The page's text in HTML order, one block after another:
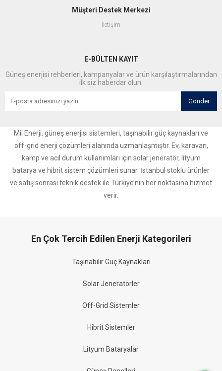
Müşteri Destek Merkezi
İletişim
E-BÜLTEN KAYIT
Güneş enerjisi rehberleri, kampanyalar ve ürün karşılaştırmalarından
ilk siz haberdar olun.
Gönder
Mil Enerji, güneş enerjisi sistemleri, taşınabilir güç kaynakları ve
off-grid enerji çözümleri alanında uzmanlaşmıştır. Ev, karavan,
kamp ve acil durum kullanımları için solar jeneratör, lityum
batarya ve hibrit sistem çözümleri sunar. İstanbul stoklu ürünler
ve satış sonrası teknik destek ile Türkiye’nin her noktasına hizmet
verir.
En Çok Tercih Edilen Enerji Kategorileri
Taşınabilir Güç Kaynakları
Solar Jeneratörler
Off-Grid Sistemler
Hibrit Sistemler
Lityum Bataryalar